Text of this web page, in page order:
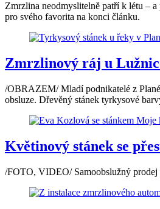
Zmrzlina neodmyslitelně patří k létu –
pro svého favorita na konci článku.
Zmrzlinový ráj u
/OBRAZEM/ Mladí podnikatelé z
obsluze. Dřevěný stánek tyrkysové
Květinový stánek se
/FOTO, VIDEO/ Samoobslužný prodej